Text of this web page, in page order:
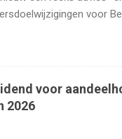
voor
t/m 1 september
en Van de Velde .
voor
2026